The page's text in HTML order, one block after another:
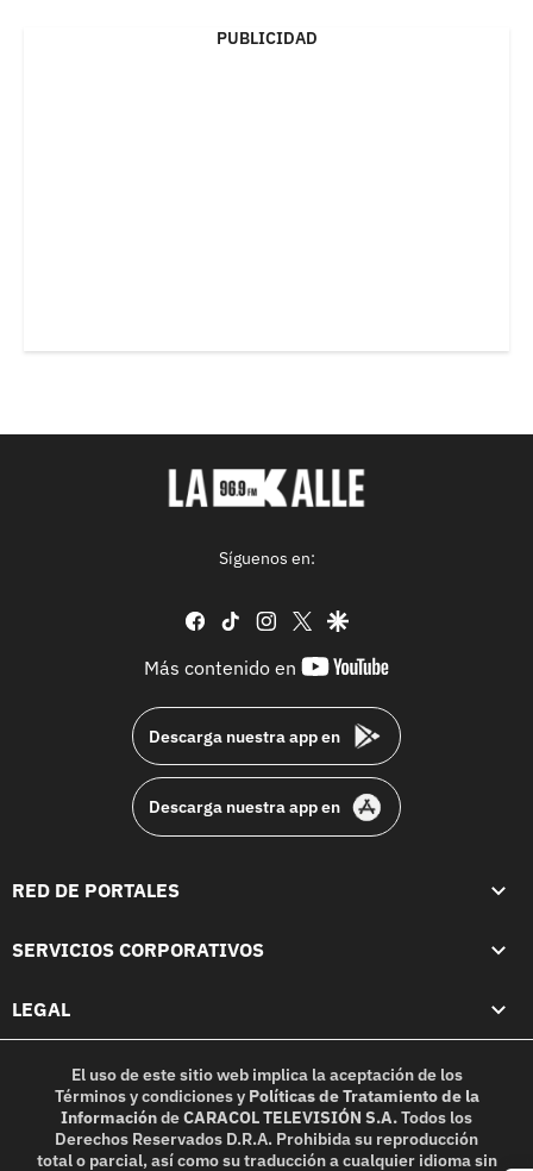
PUBLICIDAD
Síguenos en:
facebook
tiktok instagram
twittergoogle
Más contenido en
youtube-
Descarga nuestra app en
Descarga nuestra app en
RED DE PORTALES
SERVICIOS CORPORATIVOS
LEGAL
El uso de este sitio web implica la aceptación de los
Términos y condicionesy Políticas de Tratamiento de la
InformacióndeCARACOL TELEVISIÓN S.A.Todos los
Derechos Reservados D.R.A. Prohibida su reproducción
total o parcial, así como su traducción a cualquier idioma sin